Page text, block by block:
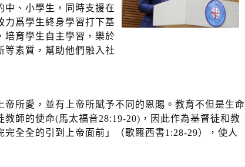
中、小學生，同時支援在
力爲學生終身學習打下基
培育學生自主學習，樂於
等素質，幫助他們融入社
所愛，並有上帝所賦予不同的恩賜。教育不但是生命
師的使命(馬太福音28:19-20)，因此作為基督徒和教
全全的引到上帝面前」（歌羅西書1:28-29），使人